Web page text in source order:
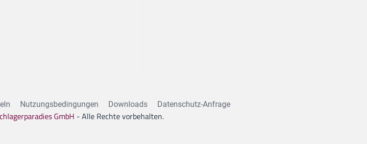
Nutzungsbedingungen Downloads Datenschutz-Anfrage
GmbH - Alle Rechte vorbehalten.